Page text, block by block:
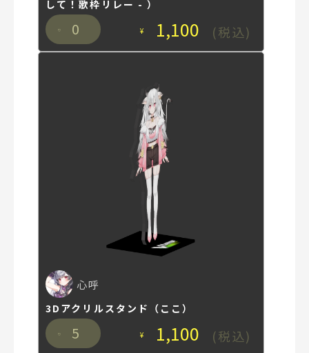
して！歌枠リレー - ）
0 ¥ 1,100 (税込)
心呼
3Dアクリルスタンド（ここ）
5 ¥ 1,100 (税込)